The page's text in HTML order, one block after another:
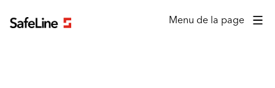
Menu de la page
Formulaire de connexion